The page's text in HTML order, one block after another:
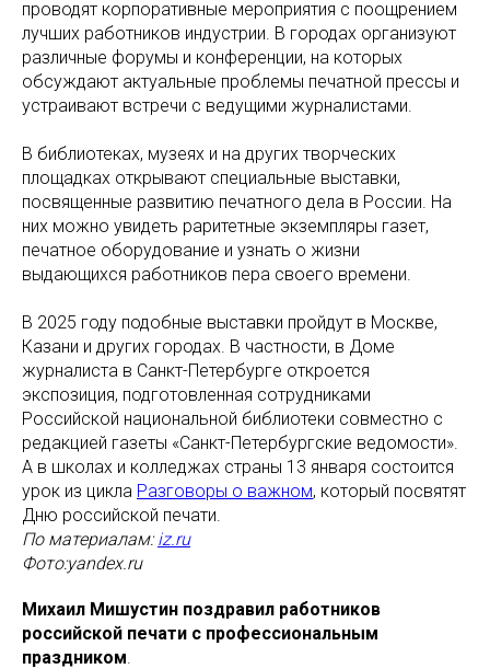
проводят корпоративные мероприятия с поощрением
лучших работников индустрии. В городах организуют
различные форумы и конференции, на которых
обсуждают актуальные проблемы печатной прессы и
устраивают встречи с ведущими журналистами.
В библиотеках, музеях и на других творческих
площадках открывают специальные выставки,
посвященные развитию печатного дела в России. На
них можно увидеть раритетные экземпляры газет,
печатное оборудование и узнать о жизни
выдающихся работников пера своего времени.
В 2025 году подобные выставки пройдут в Москве,
Казани и других городах. В частности, в Доме
журналиста в Санкт-Петербурге откроется
экспозиция, подготовленная сотрудниками
Российской национальной библиотеки совместно с
редакцией газеты «Санкт-Петербургские ведомости».
А в школах и колледжах страны 13 января состоится
урок из цикла Разговоры о важном, который посвятят
Дню российской печати.
По материалам:iz.ru
Фото:yandex.ru
Михаил Мишустин поздравил работников
российской печати с профессиональным
праздником.